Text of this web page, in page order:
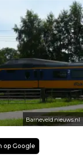
Barneveld.nieuws.nl
op Google